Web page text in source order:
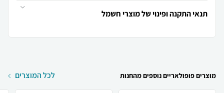
תנאי התקנה ופינוי של מוצרי חשמל
מוצרים פופולאריים נוספים מהחנות לכל המוצרים